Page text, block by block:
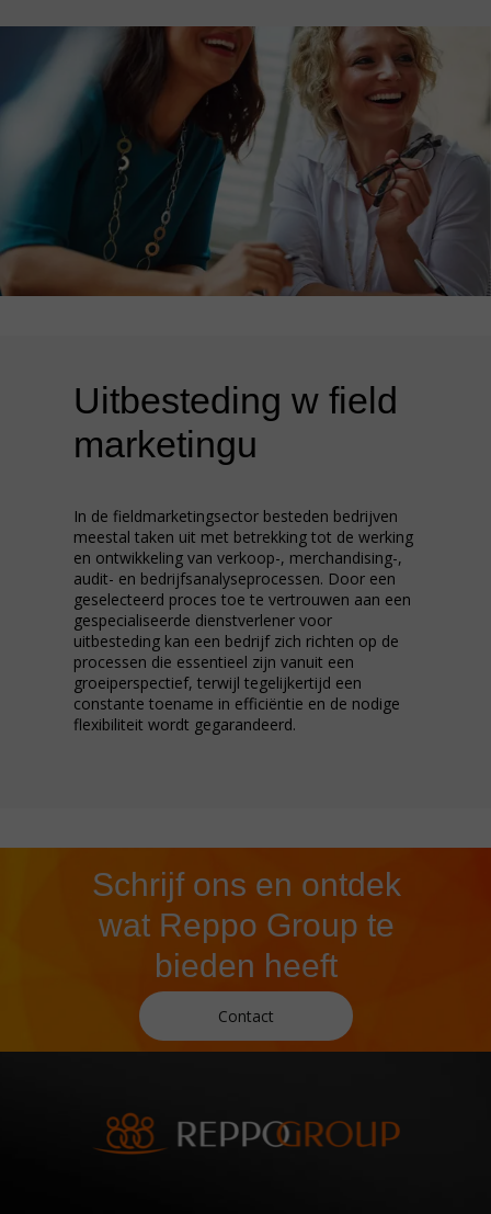
Contact
Schrijf ons en ontdek
wat Reppo Group te
bieden heeft
In de fieldmarketingsector besteden bedrijven
meestal taken uit met betrekking tot de werking
en ontwikkeling van verkoop-, merchandising-,
audit- en bedrijfsanalyseprocessen. Door een
geselecteerd proces toe te vertrouwen aan een
gespecialiseerde dienstverlener voor
uitbesteding kan een bedrijf zich richten op de
processen die essentieel zijn vanuit een
groeiperspectief, terwijl tegelijkertijd een
constante toename in efficiëntie en de nodige
flexibiliteit wordt gegarandeerd.
Uitbesteding w field
marketingu